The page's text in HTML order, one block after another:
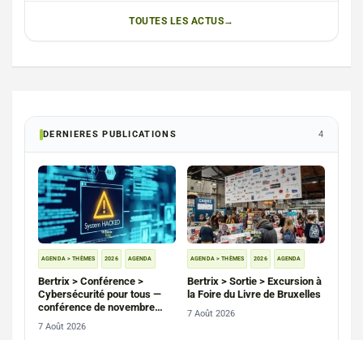
TOUTES LES ACTUS
DERNIERES PUBLICATIONS 4
AGENDA > THÈMES 2026 AGENDA
Bertrix > Conférence >
Cybersécurité pour tous —
conférence de novembre
2026
7 Août 2026
AGENDA > THÈMES 2026 AGENDA
Bertrix > Sortie > Excursion à
la Foire du Livre de Bruxelles
7 Août 2026